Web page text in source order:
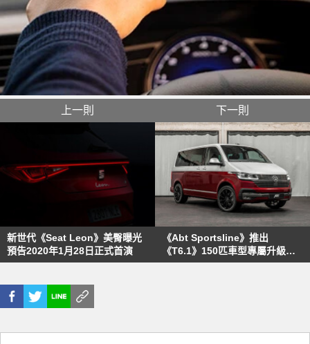
上一則
新世代《Seat Leon》美臀曝光
預告2020年1月28日正式首演
下一則
《Abt Sportsline》推出
《T6.1》150匹車型專屬升級配
套